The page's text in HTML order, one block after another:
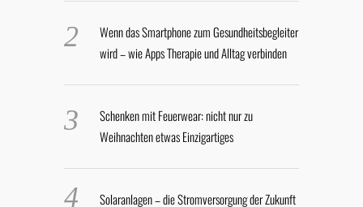
Wenn das Smartphone zum Gesundheitsbegleiter
wird – wie Apps Therapie und Alltag verbinden
Schenken mit Feuerwear: nicht nur zu
Weihnachten etwas Einzigartiges
Solaranlagen – die Stromversorgung der Zukunft